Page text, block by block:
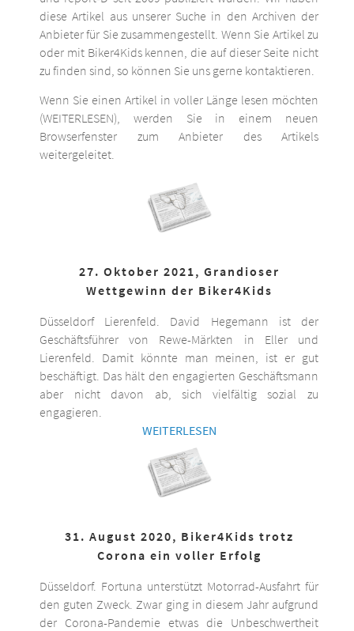
diese Artikel aus unserer Suche in den Archiven der
Anbieter für Sie zusammengestellt. Wenn Sie Artikel zu
oder mit Biker4Kids kennen, die auf dieser Seite nicht
zu finden sind, so können Sie uns gerne kontaktieren.
Wenn Sie einen Artikel in voller Länge lesen möchten
(WEITERLESEN), werden Sie in einem neuen
Browserfenster zum Anbieter des Artikels
weitergeleitet.
27. Oktober 2021, Grandioser
Wettgewinn der Biker4Kids
Düsseldorf Lierenfeld. David Hegemann ist der
Geschäftsführer von Rewe-Märkten in Eller und
Lierenfeld. Damit könnte man meinen, ist er gut
beschäftigt. Das hält den engagierten Geschäftsmann
aber nicht davon ab, sich vielfältig sozial zu
engagieren.
WEITERLESEN
31. August 2020, Biker4Kids trotz
Corona ein voller Erfolg
Düsseldorf. Fortuna unterstützt Motorrad-Ausfahrt für
den guten Zweck. Zwar ging in diesem Jahr aufgrund
der Corona-Pandemie etwas die Unbeschwertheit